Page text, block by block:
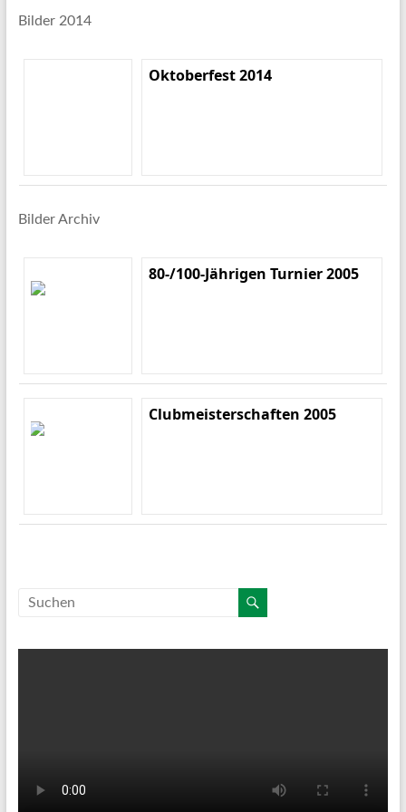
Bilder 2014
Oktoberfest 2014
Bilder Archiv
80-/100-Jährigen Turnier 2005
Clubmeisterschaften 2005